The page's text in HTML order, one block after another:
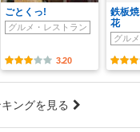
ごとくっ!
グルメ・レストラン
3.20
鉄板
花
グル
ングを見る